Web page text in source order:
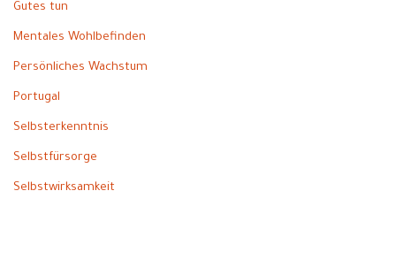
Gutes tun
Mentales Wohlbefinden
Persönliches Wachstum
Portugal
Selbsterkenntnis
Selbstfürsorge
Selbstwirksamkeit